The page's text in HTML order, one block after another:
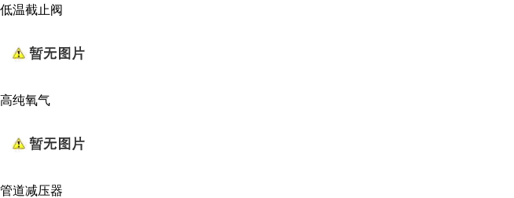
低温截止阀
高纯氧气
管道减压器